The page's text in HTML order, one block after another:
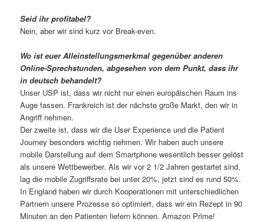
Seid ihr profitabel?
Nein, aber wir sind kurz vor Break-even.
Wo ist euer Alleinstellungsmerkmal gegenüber anderen
Online-Sprechstunden, abgesehen von dem Punkt, dass ihr
in deutsch behandelt?
Unser USP ist, dass wir nicht nur einen europäischen Raum ins
Auge fassen. Frankreich ist der nächste große Markt, den wir in
Angriff nehmen.
Der zweite ist, dass wir die User Experience und die Patient
Journey besonders wichtig nehmen. Wir haben auch unsere
mobile Darstellung auf dem Smartphone wesentlich besser gelöst
als unsere Wettbewerber. Als wir vor 2 1/2 Jahren gestartet sind,
lag die mobile Zugriffsrate bei unter 20%, jetzt sind es rund 50%.
In England haben wir durch Kooperationen mit unterschiedlichen
Partnern unsere Prozesse so optimiert, dass wir ein Rezept in 90
Minuten an den Patienten liefern können. Amazon Prime!